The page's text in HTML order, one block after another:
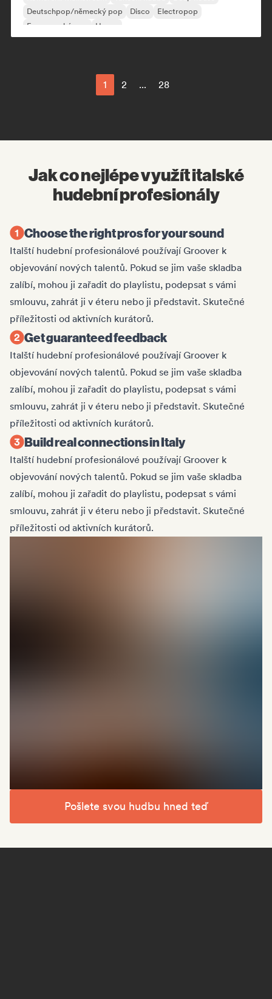
Deutschpop/německý pop
Disco
Electropop
Francouzský pop
House
1 2 ... 28
Jak co nejlépe využít italské
hudební profesionály
Choose the right pros for your sound
Italští hudební profesionálové používají Groover k
objevování nových talentů. Pokud se jim vaše skladba
zalíbí, mohou ji zařadit do playlistu, podepsat s vámi
smlouvu, zahrát ji v éteru nebo ji představit. Skutečné
příležitosti od aktivních kurátorů.
Get guaranteed feedback
Italští hudební profesionálové používají Groover k
objevování nových talentů. Pokud se jim vaše skladba
zalíbí, mohou ji zařadit do playlistu, podepsat s vámi
smlouvu, zahrát ji v éteru nebo ji představit. Skutečné
příležitosti od aktivních kurátorů.
Build real connections in Italy
Italští hudební profesionálové používají Groover k
objevování nových talentů. Pokud se jim vaše skladba
zalíbí, mohou ji zařadit do playlistu, podepsat s vámi
smlouvu, zahrát ji v éteru nebo ji představit. Skutečné
příležitosti od aktivních kurátorů.
Pošlete svou hudbu hned teď